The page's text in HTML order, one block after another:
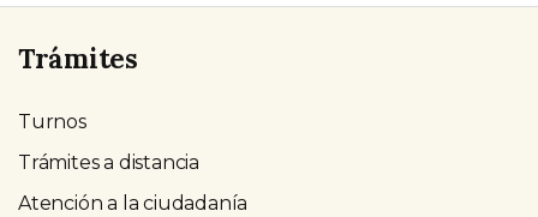
Trámites
Turnos
Trámites a distancia
Atención a la ciudadanía